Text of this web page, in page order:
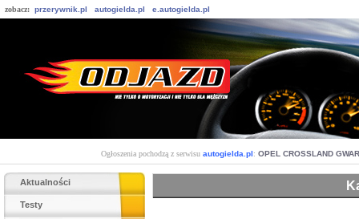
zobacz: przerywnik.pl autogielda.pl e.autogielda.pl
Ogłoszenia pochodzą z serwisu autogielda.pl: OPEL CROSSLAND
Aktualności
Testy